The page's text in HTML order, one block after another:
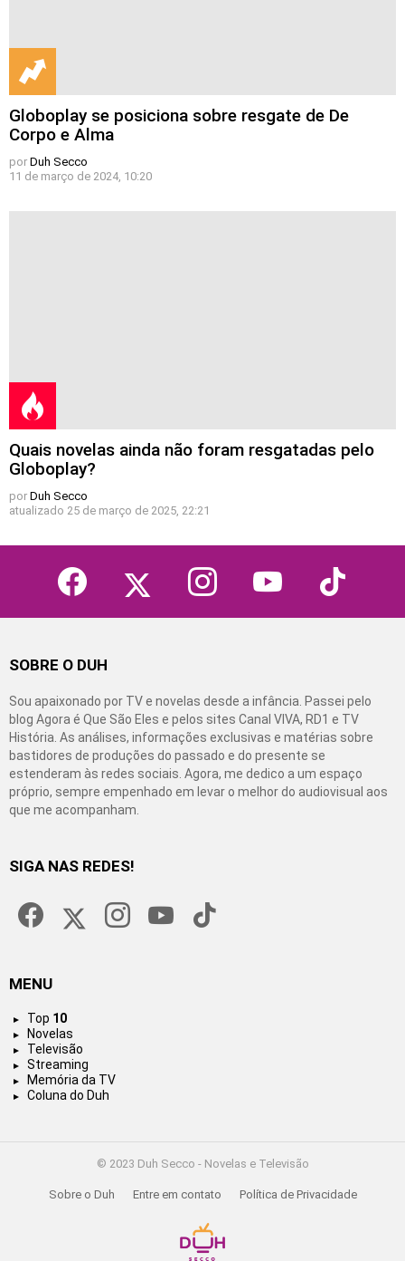
Globoplay se posiciona sobre resgate de De
Corpo e Alma
por Duh Secco
11 de março de 2024, 10:20
Quais novelas ainda não foram resgatadas pelo
Globoplay?
por Duh Secco
atualizado 25 de março de 2025, 22:21
facebook instagram youtube tiktok
SOBRE O DUH
Sou apaixonado por TV e novelas desde a infância. Passei pelo
blog Agora é Que São Eles e pelos sites Canal VIVA, RD1 e TV
História. As análises, informações exclusivas e matérias sobre
bastidores de produções do passado e do presente se
estenderam às redes sociais. Agora, me dedico a um espaço
próprio, sempre empenhado em levar o melhor do audiovisual aos
que me acompanham.
SIGA NAS REDES!
MENU
Top 10
Novelas
Televisão
Streaming
Memória da TV
Coluna do Duh
© 2023 Duh Secco - Novelas e Televisão
Sobre o Duh Entre em contato Política de Privacidade